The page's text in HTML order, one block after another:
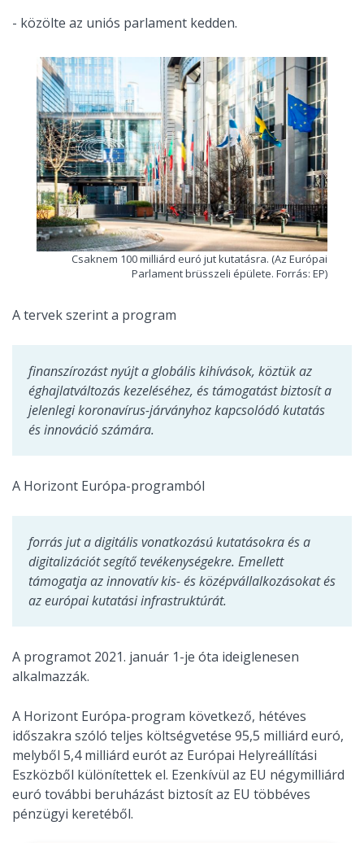
- közölte az uniós parlament kedden.
Csaknem 100 milliárd euró jut kutatásra. (Az Európai
Parlament brüsszeli épülete. Forrás: EP)
A tervek szerint a program
finanszírozást nyújt a globális kihívások, köztük az
éghajlatváltozás kezeléséhez, és támogatást biztosít a
jelenlegi koronavírus-járványhoz kapcsolódó kutatás
és innováció számára.
A Horizont Európa-programból
forrás jut a digitális vonatkozású kutatásokra és a
digitalizációt segítő tevékenységekre. Emellett
támogatja az innovatív kis- és középvállalkozásokat és
az európai kutatási infrastruktúrát.
A programot 2021. január 1-je óta ideiglenesen
alkalmazzák.
A Horizont Európa-program következő, hétéves
időszakra szóló teljes költségvetése 95,5 milliárd euró,
melyből 5,4 milliárd eurót az Európai Helyreállítási
Eszközből különítettek el. Ezenkívül az EU négymilliárd
euró további beruházást biztosít az EU többéves
pénzügyi keretéből.